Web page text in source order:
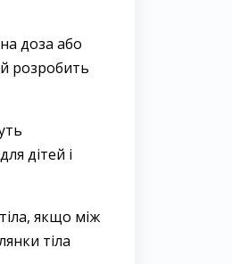
доза або
розробить
дітей і
якщо між
тіла